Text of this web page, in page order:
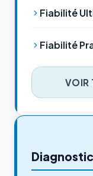
Fiabilité
Fiabilité
VOIR